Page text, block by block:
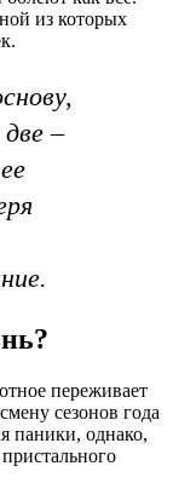
из которых
–
переживает
сезонов года
паники, однако,